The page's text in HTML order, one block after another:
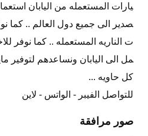
يارات المستعمله من اليابان
صدير الى جميع دول العالم .. كما
ت الناريه المستعمله .. كما نوفر
مل الى اليابان ونساعدهم لتوفير
كل حاويه ...
للتواصل الفيبر - الواتس - لاين
صور مرافقة